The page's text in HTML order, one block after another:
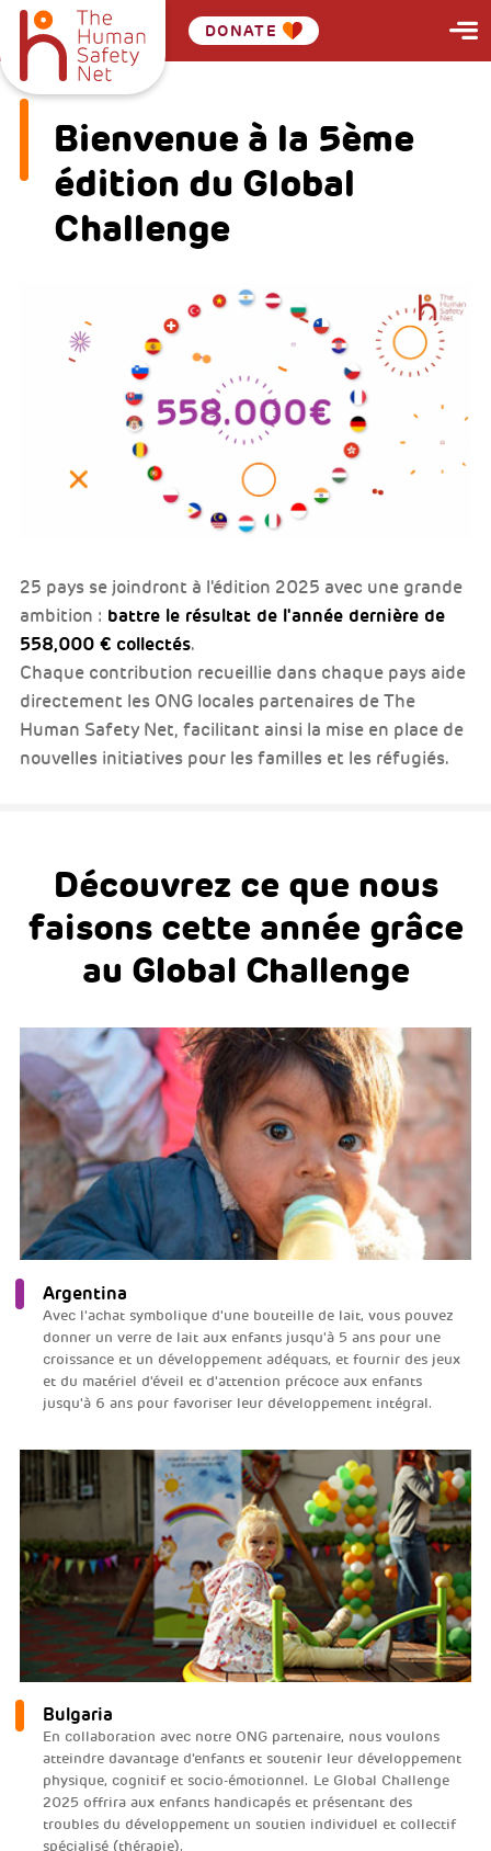
DONATE
Bienvenue à la 5ème
édition du Global
Challenge
25 pays se joindront à l'édition 2025 avec une grande
ambition : battre le résultat de l'année dernière de
558,000 € collectés.
Chaque contribution recueillie dans chaque pays aide
directement les ONG locales partenaires de The
Human Safety Net, facilitant ainsi la mise en place de
nouvelles initiatives pour les familles et les réfugiés.
Découvrez ce que nous
faisons cette année grâce
au Global Challenge
Argentina
Avec l'achat symbolique d'une bouteille de lait, vous pouvez
donner un verre de lait aux enfants jusqu'à 5 ans pour une
croissance et un développement adéquats, et fournir des jeux
et du matériel d'éveil et d'attention précoce aux enfants
jusqu'à 6 ans pour favoriser leur développement intégral.
Bulgaria
En collaboration avec notre ONG partenaire, nous voulons
atteindre davantage d'enfants et soutenir leur développement
physique, cognitif et socio-émotionnel. Le Global Challenge
2025 offrira aux enfants handicapés et présentant des
troubles du développement un soutien individuel et collectif
spécialisé (thérapie).